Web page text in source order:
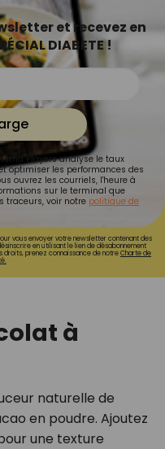
et recevez en
DIABETE !
Players analyse le taux
optimiser les performances des
ouvrez les courriels, l'heure à
sur le terminal que
traceurs, voir notre politique de
vous envoyer votre newsletter contenant des
en utilisant le lien de désabonnement
droits, prenez connaissance de notreCharte de
à
naturelle de
en poudre. Ajoutez
une texture